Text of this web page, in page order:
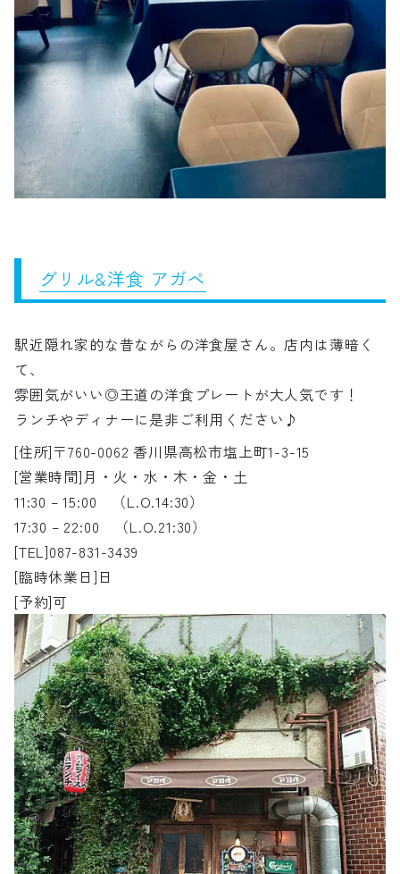
グリル&洋食 アガペ
駅近隠れ家的な昔ながらの洋食屋さん。店内は薄暗く
て、
雰囲気がいい◎王道の洋食プレートが大人気です！
ランチやディナーに是非ご利用ください♪
[住所]〒760-0062 香川県高松市塩上町1-3-15
[営業時間]月・火・水・木・金・土
11:30 – 15:00 （L.O.14:30）
17:30 – 22:00 （L.O.21:30）
[TEL]087-831-3439
[臨時休業日]日
[予約]可